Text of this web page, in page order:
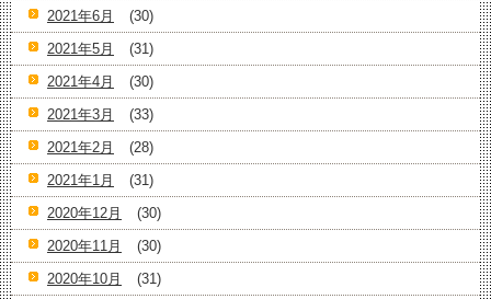
2021年6月
(30)
2021年5月
(31)
2021年4月
(30)
2021年3月
(33)
2021年2月
(28)
2021年1月
(31)
2020年12月
(30)
2020年11月
(30)
2020年10月
(31)